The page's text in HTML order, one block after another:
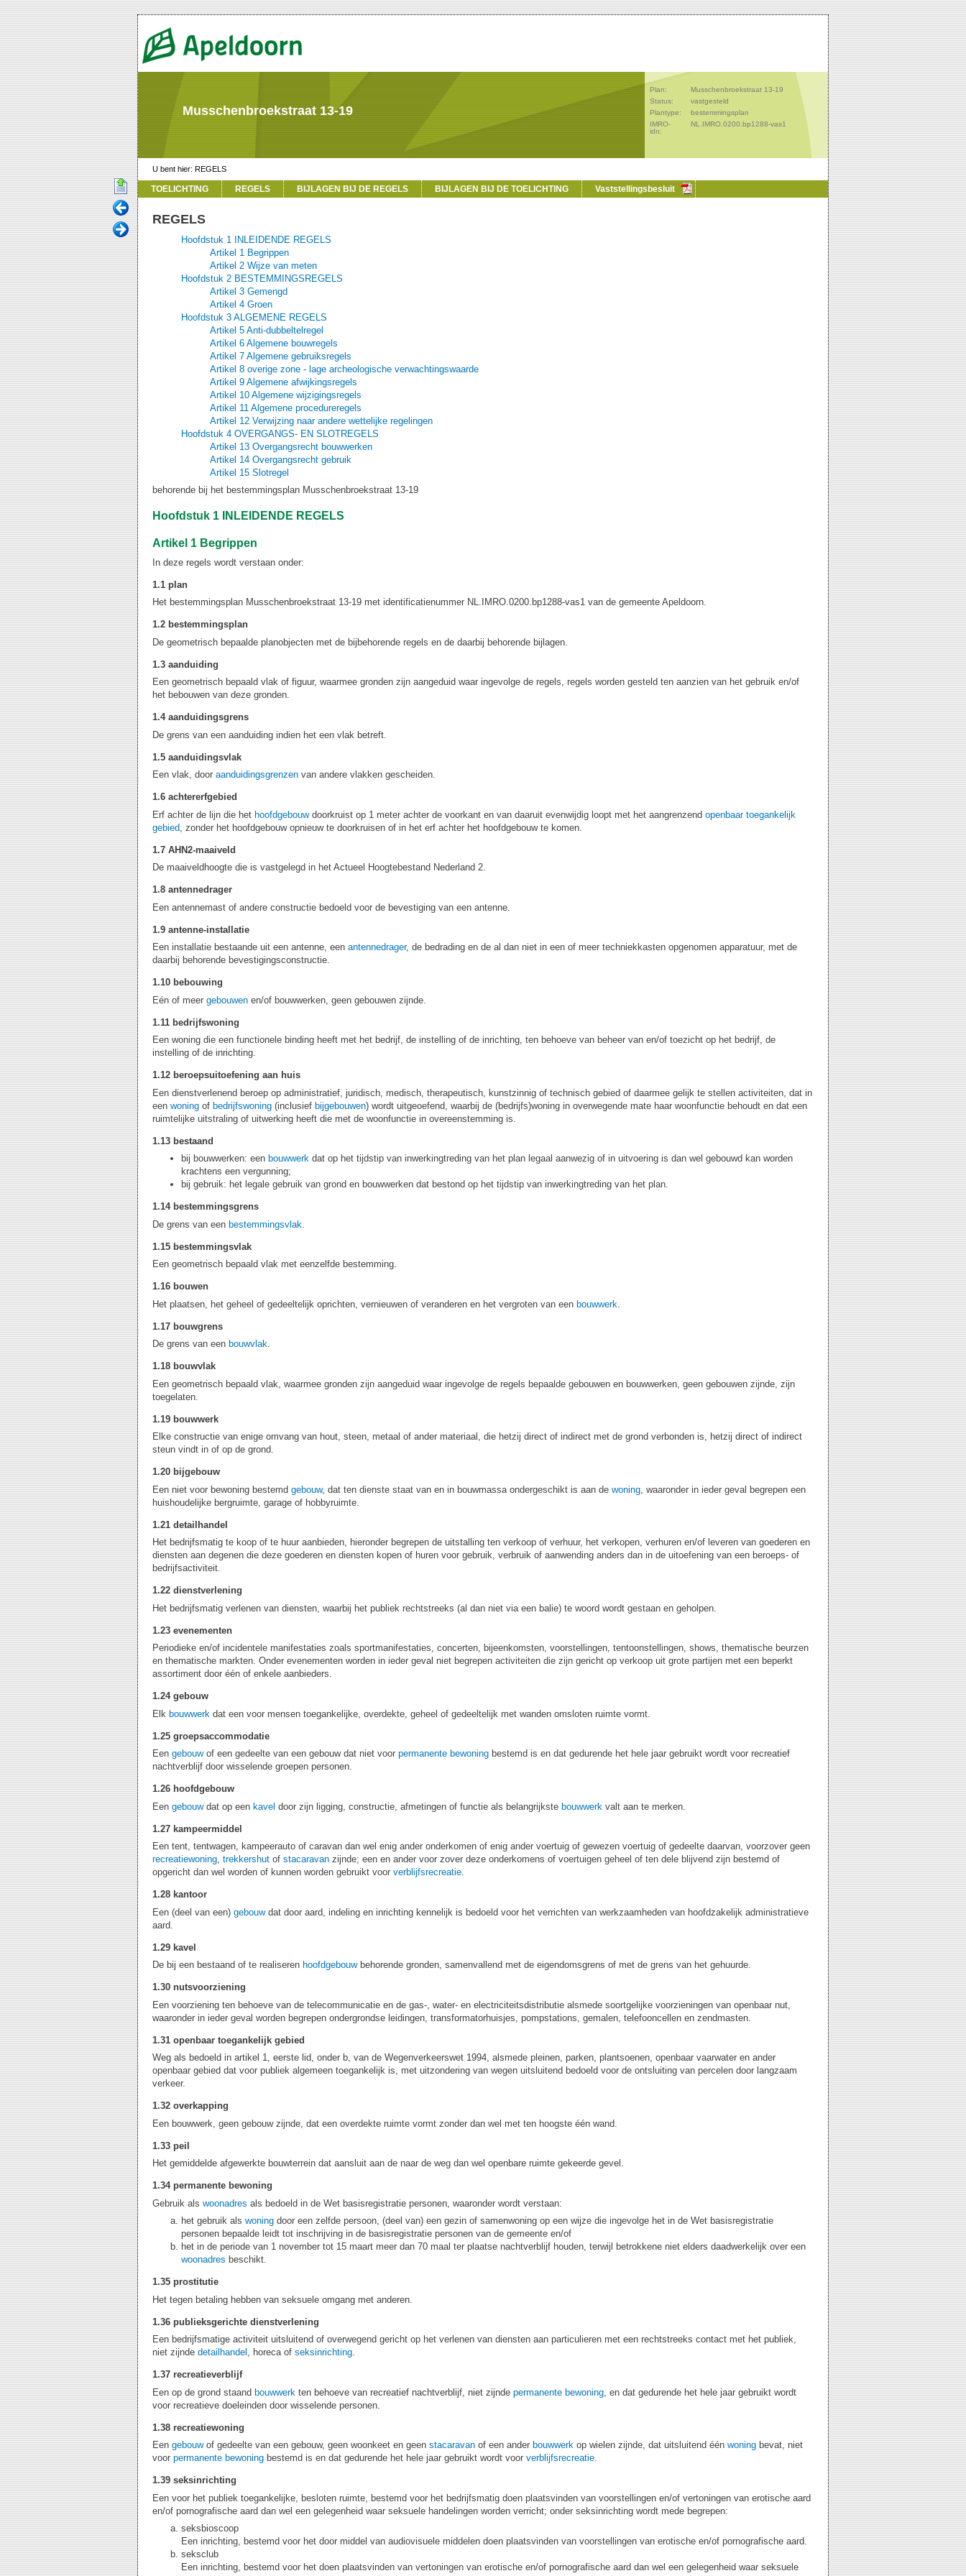
Musschenbroekstraat 13-19
REGELS
Plan:
Musschenbroekstraat 13-19
Status:
vastgesteld
Plantype:
bestemmingsplan
IMRO-
idn:
NL.IMRO.0200.bp1288-vas1
TOELICHTING REGELS BIJLAGEN BIJ DE REGELS BIJLAGEN BIJ DE TOELICHTING Vaststellingsbesluit
REGELS
Hoofdstuk 1 INLEIDENDE REGELS
Artikel 1 Begrippen
Artikel 2 Wijze van meten
Hoofdstuk 2 BESTEMMINGSREGELS
Artikel 3 Gemengd
Artikel 4 Groen
Hoofdstuk 3 ALGEMENE REGELS
Artikel 5 Anti-dubbeltelregel
Artikel 6 Algemene bouwregels
Artikel 7 Algemene gebruiksregels
Artikel 8 overige zone - lage archeologische verwachtingswaarde
Artikel 9 Algemene afwijkingsregels
Artikel 10 Algemene wijzigingsregels
Artikel 11 Algemene procedureregels
Artikel 12 Verwijzing naar andere wettelijke regelingen
Hoofdstuk 4 OVERGANGS- EN SLOTREGELS
Artikel 13 Overgangsrecht bouwwerken
Artikel 14 Overgangsrecht gebruik
Artikel 15 Slotregel
behorende bij het bestemmingsplan Musschenbroekstraat 13-19
Hoofdstuk 1 INLEIDENDE REGELS
Artikel 1 Begrippen
In deze regels wordt verstaan onder:
1.1 plan
Het bestemmingsplan Musschenbroekstraat 13-19 met identificatienummer NL.IMRO.0200.bp1288-vas1 van de gemeente Apeldoorn.
1.2 bestemmingsplan
De geometrisch bepaalde planobjecten met de bijbehorende regels en de daarbij behorende bijlagen.
1.3 aanduiding
Een geometrisch bepaald vlak of figuur, waarmee gronden zijn aangeduid waar ingevolge de regels, regels worden gesteld ten aanzien van het gebruik en/of
het bebouwen van deze gronden.
1.4 aanduidingsgrens
De grens van een aanduiding indien het een vlak betreft.
1.5 aanduidingsvlak
Een vlak, door aanduidingsgrenzen van andere vlakken gescheiden.
1.6 achtererfgebied
Erf achter de lijn die het hoofdgebouwdoorkruist op 1 meter achter de voorkant en van daaruit evenwijdig loopt met het aangrenzend openbaar toegankelijk
gebied , zonder het hoofdgebouw opnieuw te doorkruisen of in het erf achter het hoofdgebouw te komen.
1.7 AHN2-maaiveld
De maaiveldhoogte die is vastgelegd in het Actueel Hoogtebestand Nederland 2.
1.8 antennedrager
Een antennemast of andere constructie bedoeld voor de bevestiging van een antenne.
1.9 antenne-installatie
Een installatie bestaande uit een antenne, een antennedrager, de bedrading en de al dan niet in een of meer techniekkasten opgenomen apparatuur, met de
daarbij behorende bevestigingsconstructie.
1.10 bebouwing
Eén of meer gebouwen en/of bouwwerken, geen gebouwen zijnde.
1.11 bedrijfswoning
Een woning die een functionele binding heeft met het bedrijf, de instelling of de inrichting, ten behoeve van beheer van en/of toezicht op het bedrijf, de
instelling of de inrichting.
1.12 beroepsuitoefening aan huis
Een dienstverlenend beroep op administratief, juridisch, medisch, therapeutisch, kunstzinnig of technisch gebied of daarmee gelijk te stellen activiteiten, dat in
een woning of bedrijfswoning (inclusief bijgebouwen) wordt uitgeoefend, waarbij de (bedrijfs)woning in overwegende mate haar woonfunctie behoudt en dat een
ruimtelijke uitstraling of uitwerking heeft die met de woonfunctie in overeenstemming is.
1.13 bestaand
bij bouwwerken: een bouwwerk dat op het tijdstip van inwerkingtreding van het plan legaal aanwezig of in uitvoering is dan wel gebouwd kan worden
krachtens een vergunning;
bij gebruik: het legale gebruik van grond en bouwwerken dat bestond op het tijdstip van inwerkingtreding van het plan.
1.14 bestemmingsgrens
De grens van een bestemmingsvlak
1.15 bestemmingsvlak
Een geometrisch bepaald vlak met eenzelfde bestemming.
1.16 bouwen
Het plaatsen, het geheel of gedeeltelijk oprichten, vernieuwen of veranderen en het vergroten van een bouwwerk
1.17 bouwgrens
De grens van een bouwvlak.
1.18 bouwvlak
Een geometrisch bepaald vlak, waarmee gronden zijn aangeduid waar ingevolge de regels bepaalde gebouwen en bouwwerken, geen gebouwen zijnde, zijn
toegelaten.
1.19 bouwwerk
Elke constructie van enige omvang van hout, steen, metaal of ander materiaal, die hetzij direct of indirect met de grond verbonden is, hetzij direct of indirect
steun vindt in of op de grond.
1.20 bijgebouw
Een niet voor bewoning bestemd gebouw, dat ten dienste staat van en in bouwmassa ondergeschikt is aan de woning , waaronder in ieder geval begrepen een
huishoudelijke bergruimte, garage of hobbyruimte.
1.21 detailhandel
Het bedrijfsmatig te koop of te huur aanbieden, hieronder begrepen de uitstalling ten verkoop of verhuur, het verkopen, verhuren en/of leveren van goederen en
diensten aan degenen die deze goederen en diensten kopen of huren voor gebruik, verbruik of aanwending anders dan in de uitoefening van een beroeps- of
bedrijfsactiviteit.
1.22 dienstverlening
Het bedrijfsmatig verlenen van diensten, waarbij het publiek rechtstreeks (al dan niet via een balie) te woord wordt gestaan en geholpen.
1.23 evenementen
Periodieke en/of incidentele manifestaties zoals sportmanifestaties, concerten, bijeenkomsten, voorstellingen, tentoonstellingen, shows, thematische beurzen
en thematische markten. Onder evenementen worden in ieder geval niet begrepen activiteiten die zijn gericht op verkoop uit grote partijen met een beperkt
assortiment door één of enkele aanbieders.
1.24 gebouw
Elk bouwwerk dat een voor mensen toegankelijke, overdekte, geheel of gedeeltelijk met wanden omsloten ruimte vormt.
1.25 groepsaccommodatie
Een gebouwof een gedeelte van een gebouw dat niet voor permanente bewoning bestemd is en dat gedurende het hele jaar gebruikt wordt voor recreatief
nachtverblijf door wisselende groepen personen.
1.26 hoofdgebouw
Een gebouwdat op een kavel door zijn ligging, constructie, afmetingen of functie als belangrijkste bouwwerk valt aan te merken.
1.27 kampeermiddel
Een tent, tentwagen, kampeerauto of caravan dan wel enig ander onderkomen of enig ander voertuig of gewezen voertuig of gedeelte daarvan, voorzover geen
recreatiewoning, trekkershut of stacaravan zijnde; een en ander voor zover deze onderkomens of voertuigen geheel of ten dele blijvend zijn bestemd of
opgericht dan wel worden of kunnen worden gebruikt voor verblijfsrecreatie.
1.28 kantoor
Een (deel van een) gebouwdat door aard, indeling en inrichting kennelijk is bedoeld voor het verrichten van werkzaamheden van hoofdzakelijk administratieve
aard.
1.29 kavel
De bij een bestaand of te realiseren hoofdgebouwbehorende gronden, samenvallend met de eigendomsgrens of met de grens van het gehuurde.
1.30 nutsvoorziening
Een voorziening ten behoeve van de telecommunicatie en de gas-, water- en electriciteitsdistributie alsmede soortgelijke voorzieningen van openbaar nut,
waaronder in ieder geval worden begrepen ondergrondse leidingen, transformatorhuisjes, pompstations, gemalen, telefooncellen en zendmasten.
1.31 openbaar toegankelijk gebied
Weg als bedoeld in artikel 1, eerste lid, onder b, van de Wegenverkeerswet 1994, alsmede pleinen, parken, plantsoenen, openbaar vaarwater en ander
openbaar gebied dat voor publiek algemeen toegankelijk is, met uitzondering van wegen uitsluitend bedoeld voor de ontsluiting van percelen door langzaam
verkeer.
1.32 overkapping
Een bouwwerk, geen gebouw zijnde, dat een overdekte ruimte vormt zonder dan wel met ten hoogste één wand.
1.33 peil
Het gemiddelde afgewerkte bouwterrein dat aansluit aan de naar de weg dan wel openbare ruimte gekeerde gevel.
1.34 permanente bewoning
Gebruik als woonadres als bedoeld in de Wet basisregistratie personen, waaronder wordt verstaan:
het gebruik als woning door een zelfde persoon, (deel van) een gezin of samenwoning op een wijze die ingevolge het in de Wet basisregistratie
personen bepaalde leidt tot inschrijving in de basisregistratie personen van de gemeente en/of
het in de periode van 1 november tot 15 maart meer dan 70 maal ter plaatse nachtverblijf houden, terwijl betrokkene niet elders daadwerkelijk over een
woonadres beschikt.
1.35 prostitutie
Het tegen betaling hebben van seksuele omgang met anderen.
1.36 publieksgerichte dienstverlening
Een bedrijfsmatige activiteit uitsluitend of overwegend gericht op het verlenen van diensten aan particulieren met een rechtstreeks contact met het publiek,
niet zijnde detailhandel , horeca of seksinrichting.
1.37 recreatieverblijf
Een op de grond staand bouwwerk ten behoeve van recreatief nachtverblijf, niet zijnde permanente bewoning , en dat gedurende het hele jaar gebruikt wordt
voor recreatieve doeleinden door wisselende personen.
1.38 recreatiewoning
Een gebouwof gedeelte van een gebouw, geen woonkeet en geen stacaravan of een ander bouwwerk op wielen zijnde, dat uitsluitend één woning bevat, niet
voor permanente bewoning bestemd is en dat gedurende het hele jaar gebruikt wordt voor verblijfsrecreatie.
1.39 seksinrichting
Een voor het publiek toegankelijke, besloten ruimte, bestemd voor het bedrijfsmatig doen plaatsvinden van voorstellingen en/of vertoningen van erotische aard
en/of pornografische aard dan wel een gelegenheid waar seksuele handelingen worden verricht; onder seksinrichting wordt mede begrepen:
seksbioscoop
Een inrichting, bestemd voor het door middel van audiovisuele middelen doen plaatsvinden van voorstellingen van erotische en/of pornografische aard.
seksclub
Een inrichting, bestemd voor het doen plaatsvinden van vertoningen van erotische en/of pornografische aard dan wel een gelegenheid waar seksuele